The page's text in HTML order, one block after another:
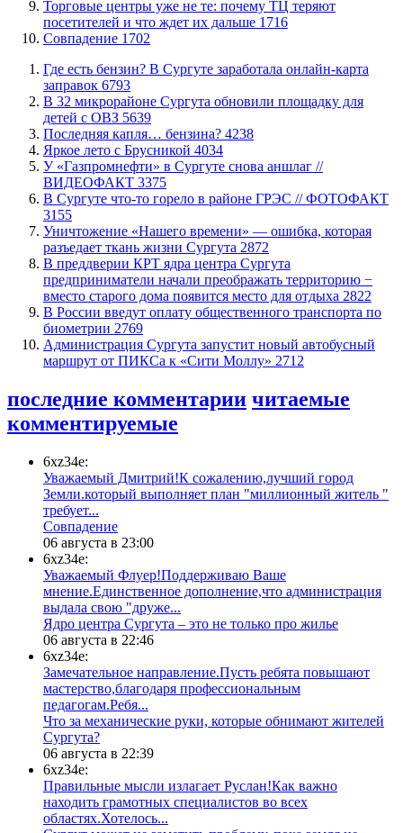
Торговые центры уже не те: почему ТЦ теряют
посетителей и что ждет их дальше 1716
​Совпадение 1702
​Где есть бензин? В Сургуте заработала онлайн-карта
заправок 6793
В 32 микрорайоне Сургута обновили площадку для
детей с ОВЗ 5639
​Последняя капля… бензина? 4238
Яркое лето с Брусникой 4034
У «Газпромнефти» в Сургуте снова аншлаг //
ВИДЕОФАКТ 3375
​В Сургуте что-то горело в районе ГРЭС // ФОТОФАКТ
3155
​Уничтожение «Нашего времени» — ошибка, которая
разъедает ткань жизни Сургута 2872
​В преддверии КРТ ядра центра Сургута
предприниматели начали преображать территорию −
вместо старого дома появится место для отдыха 2822
В России введут оплату общественного транспорта по
биометрии 2769
​Администрация Сургута запустит новый автобусный
маршрут от ПИКСа к «Сити Моллу» 2712
последние комментарии читаемые
комментируемые
6xz34e:
Уважаемый Дмитрий!К сожалению,лучший город
Земли.который выполняет план "миллионный житель "
требует...
​Совпадение
06 августа в 23:00
6xz34e:
Уважаемый Флуер!Поддерживаю Ваше
мнение.Единственное дополнение,что администрация
выдала свою "друже...
​Ядро центра Сургута ‒ это не только про жилье
06 августа в 22:46
6xz34e:
Замечательное направление.Пусть ребята повышают
мастерство,благодаря профессиональным
педагогам.Ребя...
​Что за механические руки, которые обнимают жителей
Сургута?
06 августа в 22:39
6xz34e:
Правильные мысли излагает Руслан!Как важно
находить грамотных специалистов во всех
областях.Хотелось...